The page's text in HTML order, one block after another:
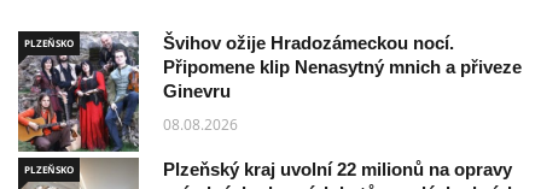
PLZEŇSKO
Švihov ožije Hradozámeckou nocí.
Připomene klip Nenasytný mnich a přiveze
Ginevru
08.08.2026
PLZEŇSKO
Plzeňský kraj uvolní 22 milionů na opravy